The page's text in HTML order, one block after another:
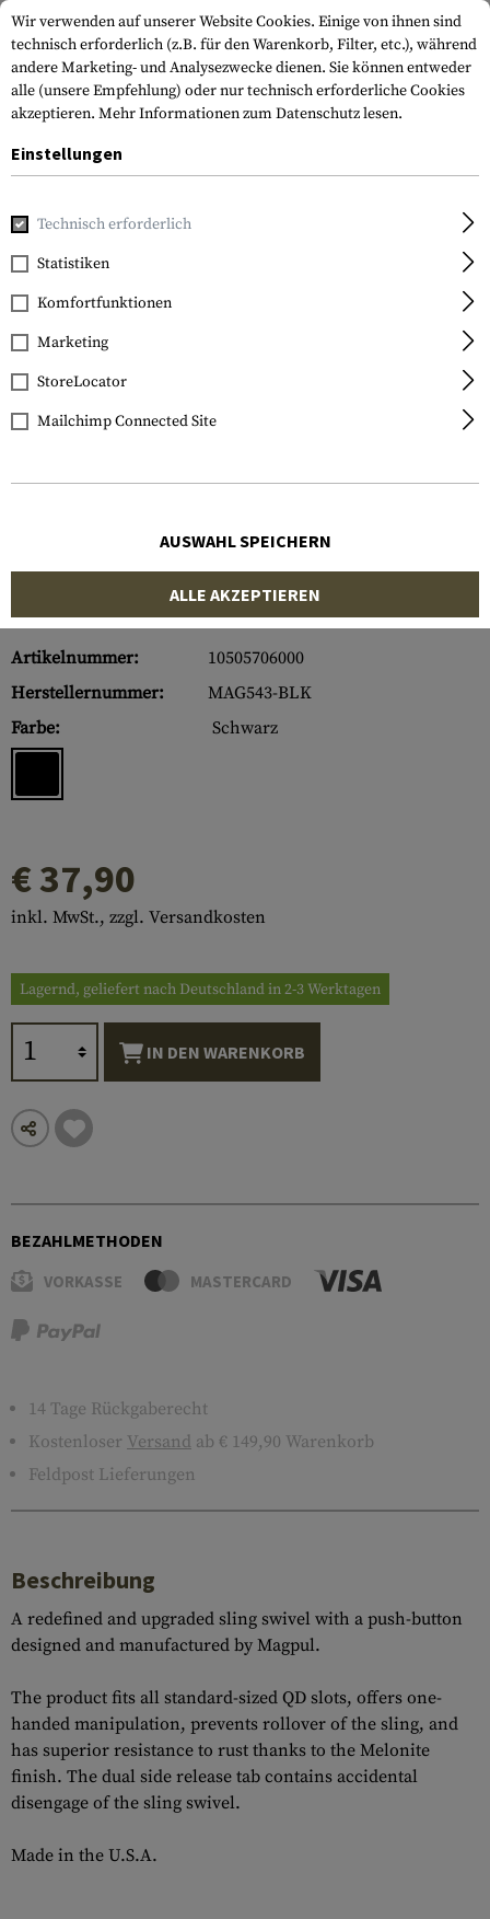
Home Tactical Gear QDM
Magpul
QDM Quick Disconnect
Sling Swivel
Artikelnummer:
10505706000
Herstellernummer:
MAG543-BLK
Farbe:
Schwarz
€ 37,90
inkl. MwSt., zzgl. Versandkosten
Lagernd, geliefert nach Deutschland in 2-3 Werktagen
IN DEN WARENKORB
BEZAHLMETHODEN
VORKASSE MASTERCARD
14 Tage Rückgaberecht
Kostenloser Versand ab € 149,90 Warenkorb
Feldpost Lieferungen
Beschreibung
A redefined and upgraded sling swivel with a push-button
designed and manufactured by Magpul.
The product fits all standard-sized QD slots, offers one-
handed manipulation, prevents rollover of the sling, and
has superior resistance to rust thanks to the Melonite
finish. The dual side release tab contains accidental
disengage of the sling swivel.
Made in the U.S.A.
Wir verwenden auf unserer Website Cookies. Einige von ihnen sind
technisch erforderlich (z.B. für den Warenkorb, Filter, etc.), während
andere Marketing- und Analysezwecke dienen. Sie können entweder
alle (unsere Empfehlung) oder nur technisch erforderliche Cookies
akzeptieren. Mehr Informationen zum Datenschutz lesen.
Einstellungen
Technisch erforderlich
Statistiken
Komfortfunktionen
Marketing
StoreLocator
Mailchimp Connected Site
AUSWAHL SPEICHERN
ALLE AKZEPTIEREN